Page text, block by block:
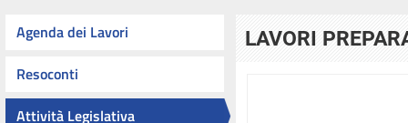
Agenda dei Lavori
Resoconti
Attività Legislativa
LAVORI